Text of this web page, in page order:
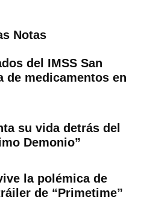
Notas
del IMSS San
de medicamentos en
su vida detrás del
Demonio”
la polémica de
de “Primetime”